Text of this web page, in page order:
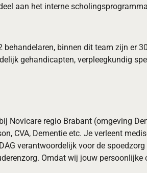
aan het interne
binnen dit team zijn er
gehandicapten, verpleegkundig
Novicare regio Brabant (omgeving
CVA, Dementie etc. Je verleent
verantwoordelijk voor de
Omdat wij jouw